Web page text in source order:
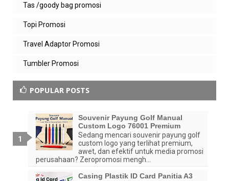
Tas /goody bag promosi
Topi Promosi
Travel Adaptor Promosi
Tumbler Promosi
POPULAR POSTS
Souvenir Payung Golf Manual
Custom Logo 76001 Premium
Sedang mencari souvenir payung golf
custom logo yang terlihat premium,
awet, dan efektif untuk media promosi
perusahaan? Zeropromosi mengh...
Casing Plastik ID Card Panitia A3